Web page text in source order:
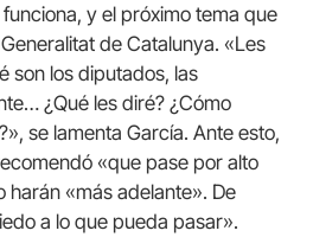
y el próximo tema que
de Catalunya. «Les
son los diputados, las
¿Qué les diré? ¿Cómo
se lamenta García. Ante esto,
«que pase por alto
harán «más adelante». De
a lo que pueda pasar».